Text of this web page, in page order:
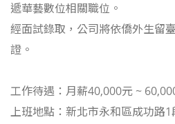
遞華藝數位相關職位。
經面試錄取，公司將依僑外生留
證。
工作待遇：月薪40,000元 ~
上班地點：新北市永和區成功路